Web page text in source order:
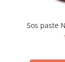
Sos paste